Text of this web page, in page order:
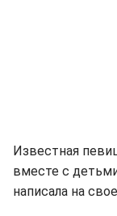
Известная
вместе с
написала на